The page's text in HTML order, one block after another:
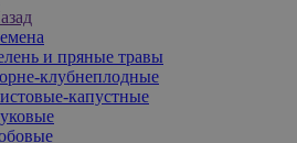
и пряные травы
клубнеплодные
капустные